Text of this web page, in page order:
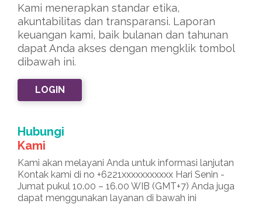
Kami menerapkan standar etika,
akuntabilitas dan transparansi. Laporan
keuangan kami, baik bulanan dan tahunan
dapat Anda akses dengan mengklik tombol
dibawah ini.
LOGIN
Hubungi
Kami
Kami akan melayani Anda untuk informasi lanjutan
Kontak kami di no +6221xxxxxxxxxxx Hari Senin -
Jumat pukul 10.00 – 16.00 WIB (GMT+7) Anda juga
dapat menggunakan layanan di bawah ini